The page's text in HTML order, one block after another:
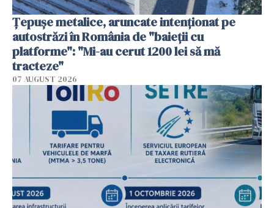
Țepușe metalice, aruncate intenționat pe
autostrăzi în România de "baieții cu
platforme": "Mi-au cerut 1200 lei să mă
tracteze"
07 AUGUST 2026